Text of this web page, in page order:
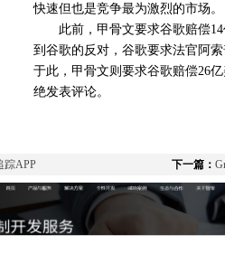
快速但也是竞争最为激烈的市场。
此前，甲骨文要求谷歌赔偿
到谷歌的反对，谷歌要求法官阿
于此，甲骨文则要求谷歌赔偿26
绝发表评论。
踪APP 下一篇：